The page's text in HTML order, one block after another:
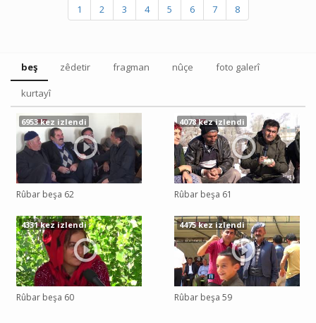
1 2 3 4 5 6 7 8
beş zêdetir fragman nûçe foto galerî
kurtayî
Rûbar beşa 62
6953 kez izlendi
Rûbar beşa 61
4078 kez izlendi
Rûbar beşa 60
4331 kez izlendi
Rûbar beşa 59
4475 kez izlendi